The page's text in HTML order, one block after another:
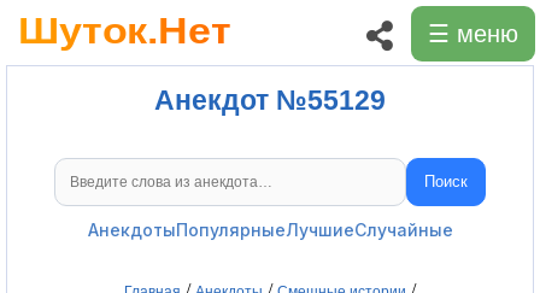
☰ меню
Анекдот №55129
Поиск анекдотов Поиск
АнекдотыПопулярныеЛучшиеСлучайные